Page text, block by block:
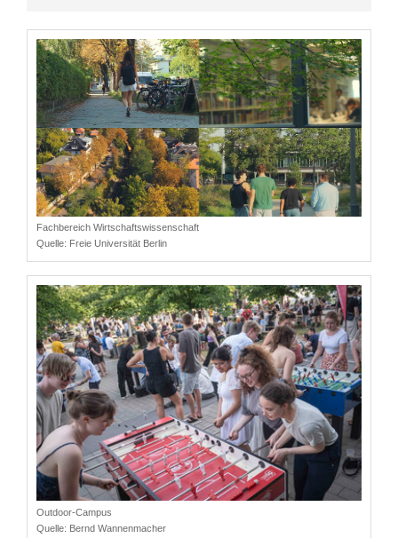
Fachbereich Wirtschaftswissenschaft
Quelle: Freie Universität Berlin
Outdoor-Campus
Quelle: Bernd Wannenmacher